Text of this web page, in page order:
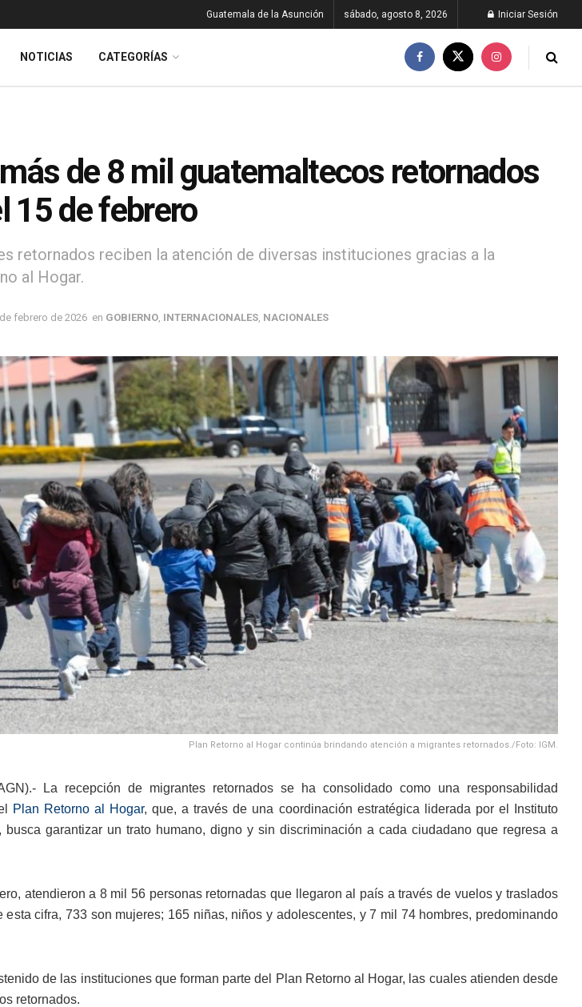
Guatemala de la Asunción sábado, agosto 8, 2026 Iniciar Sesión
NOTICIAS CATEGORÍAS
de 8 mil guatemaltecos retornados
15 de febrero
retornados reciben la atención de diversas instituciones gracias a la
al Hogar.
febrero de 2026 en GOBIERNO INTERNACIONALES NACIONALES
Plan Retorno al Hogar continúa brindando atención a migrantes retornados./Foto: IGM.
La recepción de migrantes retornados se ha consolidado como una responsabilidad
Plan Retorno al Hogar, que, a través de una coordinación estratégica liderada por el Instituto
busca garantizar un trato humano, digno y sin discriminación a cada ciudadano que regresa a
atendieron a 8 mil 56 personas retornadas que llegaron al país a través de vuelos y traslados
esta cifra, 733 son mujeres; 165 niñas, niños y adolescentes, y 7 mil 74 hombres, predominando
de las instituciones que forman parte del Plan Retorno al Hogar, las cuales atienden desde
retornados.